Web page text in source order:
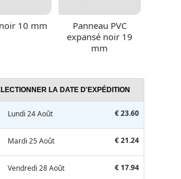
10 mm
Panneau PVC
expansé noir 19
mm
LA DATE D'EXPÉDITION
Lundi 24 Août € 23.60
Mardi 25 Août € 21.24
Vendredi 28 Août € 17.94